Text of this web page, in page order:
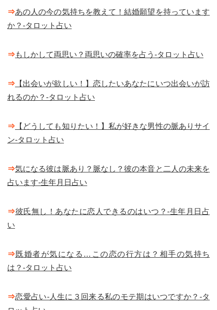
⇒あの人の今の気持ちを教えて！結婚願望を持っています
か？-タロット占い
⇒もしかして両思い？両思いの確率を占う-タロット占い
⇒ 【出会いが欲しい！】恋したいあなたにいつ出会いが訪
れるのか？-タロット占い
⇒ 【どうしても知りたい！】私が好きな男性の脈ありサイ
ン-タロット占い
⇒気になる彼は脈あり？脈なし？彼の本音と二人の未来を
占います-生年月日占い
⇒彼氏無し！あなたに恋人できるのはいつ？-生年月日占
い
⇒既婚者が気になる…この恋の行方は？相手の気持ち
は？-タロット占い
⇒恋愛占い-人生に３回来る私のモテ期はいつですか？-タ